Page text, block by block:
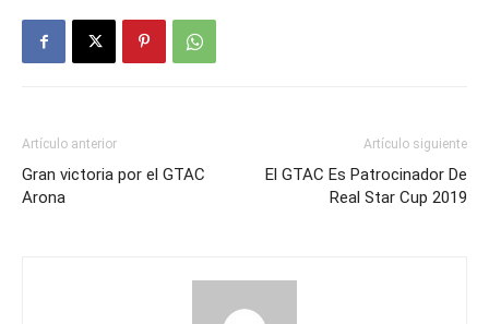
Artículo anterior
Gran victoria por el GTAC
Arona
Artículo siguiente
El GTAC Es Patrocinador De
Real Star Cup 2019